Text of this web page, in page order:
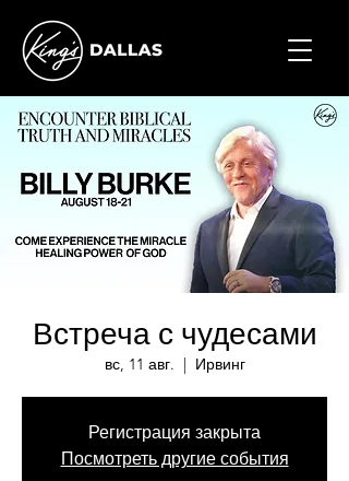
Встреча с чудесами
вс, 11 авг.
  |
Ирвинг
Регистрация закрыта
Посмотреть другие события